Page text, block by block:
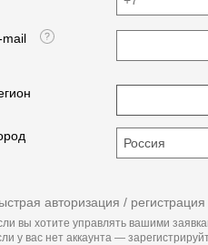
mail
авторизация / регистрация
вы хотите управлять вашими
у вас нет аккаунта —